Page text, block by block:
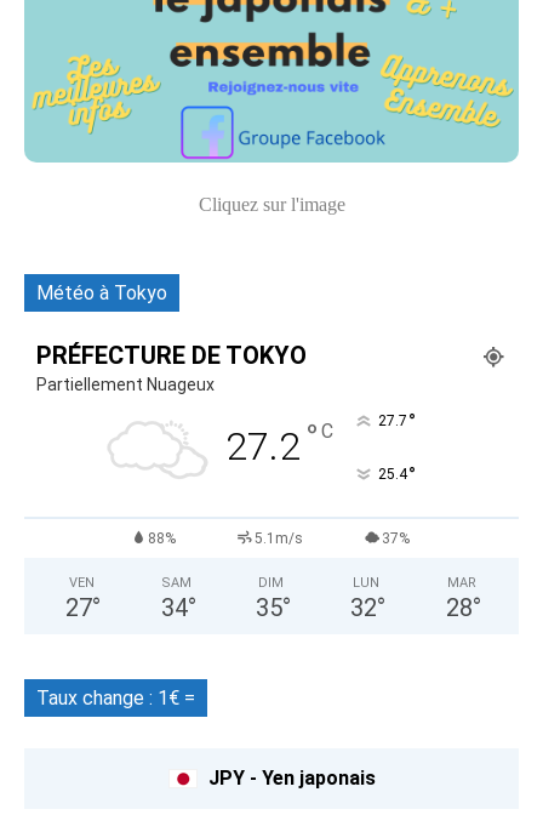
Cliquez sur l'image
Météo à Tokyo
PRÉFECTURE DE TOKYO
Partiellement Nuageux
27.2 ° C 27.7 °
25.4°
88% 5.1m/s 37%
VEN
27°
SAM
34°
DIM
35°
LUN
32°
MAR
28°
Taux change : 1€ =
JPY - Yen japonais